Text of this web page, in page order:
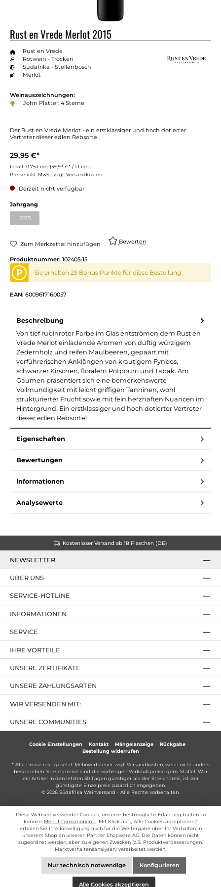
Rust en Vrede Merlot 2015
Rust en Vrede
Rotwein - Trocken
Südafrika - Stellenbosch
Merlot
Weinauszeichnungen:
John Platter: 4 Sterne
Der Rust en Vrede Merlot - ein erstklassiger und hoch dotierter
Vertreter dieser edlen Rebsorte
29,95 €*
Inhalt: 0.75 Liter (39,93 €* / 1 Liter)
Preise inkl. MwSt. zzgl. Versandkosten
Derzeit nicht verfügbar
Jahrgang
2015(Diese Option ist zurzeit nicht verfügbar.)
Zum Merkzettel hinzufügen Bewerten
Produktnummer: 102405-15
P Sie erhalten 29 Bonus Punkte für diese Bestellung
EAN: 6009617160057
Beschreibung
Von tief rubinroter Farbe im Glas entströmen dem Rust en
Vrede Merlot einladende Aromen von duftig würzigem
Zedernholz und reifen Maulbeeren, gepaart mit
verführerischen Anklängen von krautigem Fynbos,
schwarzer Kirschen, floralem Potpourri und Tabak. Am
Gaumen präsentiert sich eine bemerkenswerte
Vollmundigkeit mit leicht griffigen Tanninen, wohl
strukturierter Frucht sowie mit fein herzhaften Nuancen im
Hintergrund. Ein erstklassiger und hoch dotierter Vertreter
dieser edlen Rebsorte!
Eigenschaften
Bewertungen
Informationen
Analysewerte
Kostenloser Versand ab 18 Flaschen (DE)
NEWSLETTER
SERVICE-HOTLINE
IHRE VORTEILE
UNSERE ZAHLUNGSARTEN
ÜBER UNS
UNSERE ZERTIFIKATE
INFORMATIONEN
SERVICE
UNSERE COMMUNITIES
WIR VERSENDEN MIT:
Cookie Einstellungen Kontakt Mängelanzeige
Rückgabe
Bestellung widerrufen
* Alle Preise inkl. gesetzl. Mehrwertsteuer zzgl. Versandkosten, wenn nicht anders
beschrieben. Streichpreise sind die vorherigen Verkaufspreise gem. Staffel. War
ein Artikel in den letzten 30 Tagen günstiger als der Streichpreis, ist der
günstigste Einzelpreis zusätzlich angegeben.
© 2026 Südafrika Weinversand - Alle Rechte vorbehalten.
Diese Website verwendet Cookies, um eine bestmögliche Erfahrung bieten zu
können. Mehr Informationen ...
. Mit Klick auf „[Alle Cookies akzeptieren]“
erteilen Sie Ihre Einwilligung auch für die Weitergabe über Ihr Verhalten in
unserem Shop an unseren Partner Shopware AG. Die Daten können nicht
zugeordnet werden, aber zu eigenen Zwecken (z.B. Produktverbesserungen,
Marktverhaltensanalysen) verarbeitet werden.
Nur technisch notwendige Konfigurieren
Alle Cookies akzeptieren